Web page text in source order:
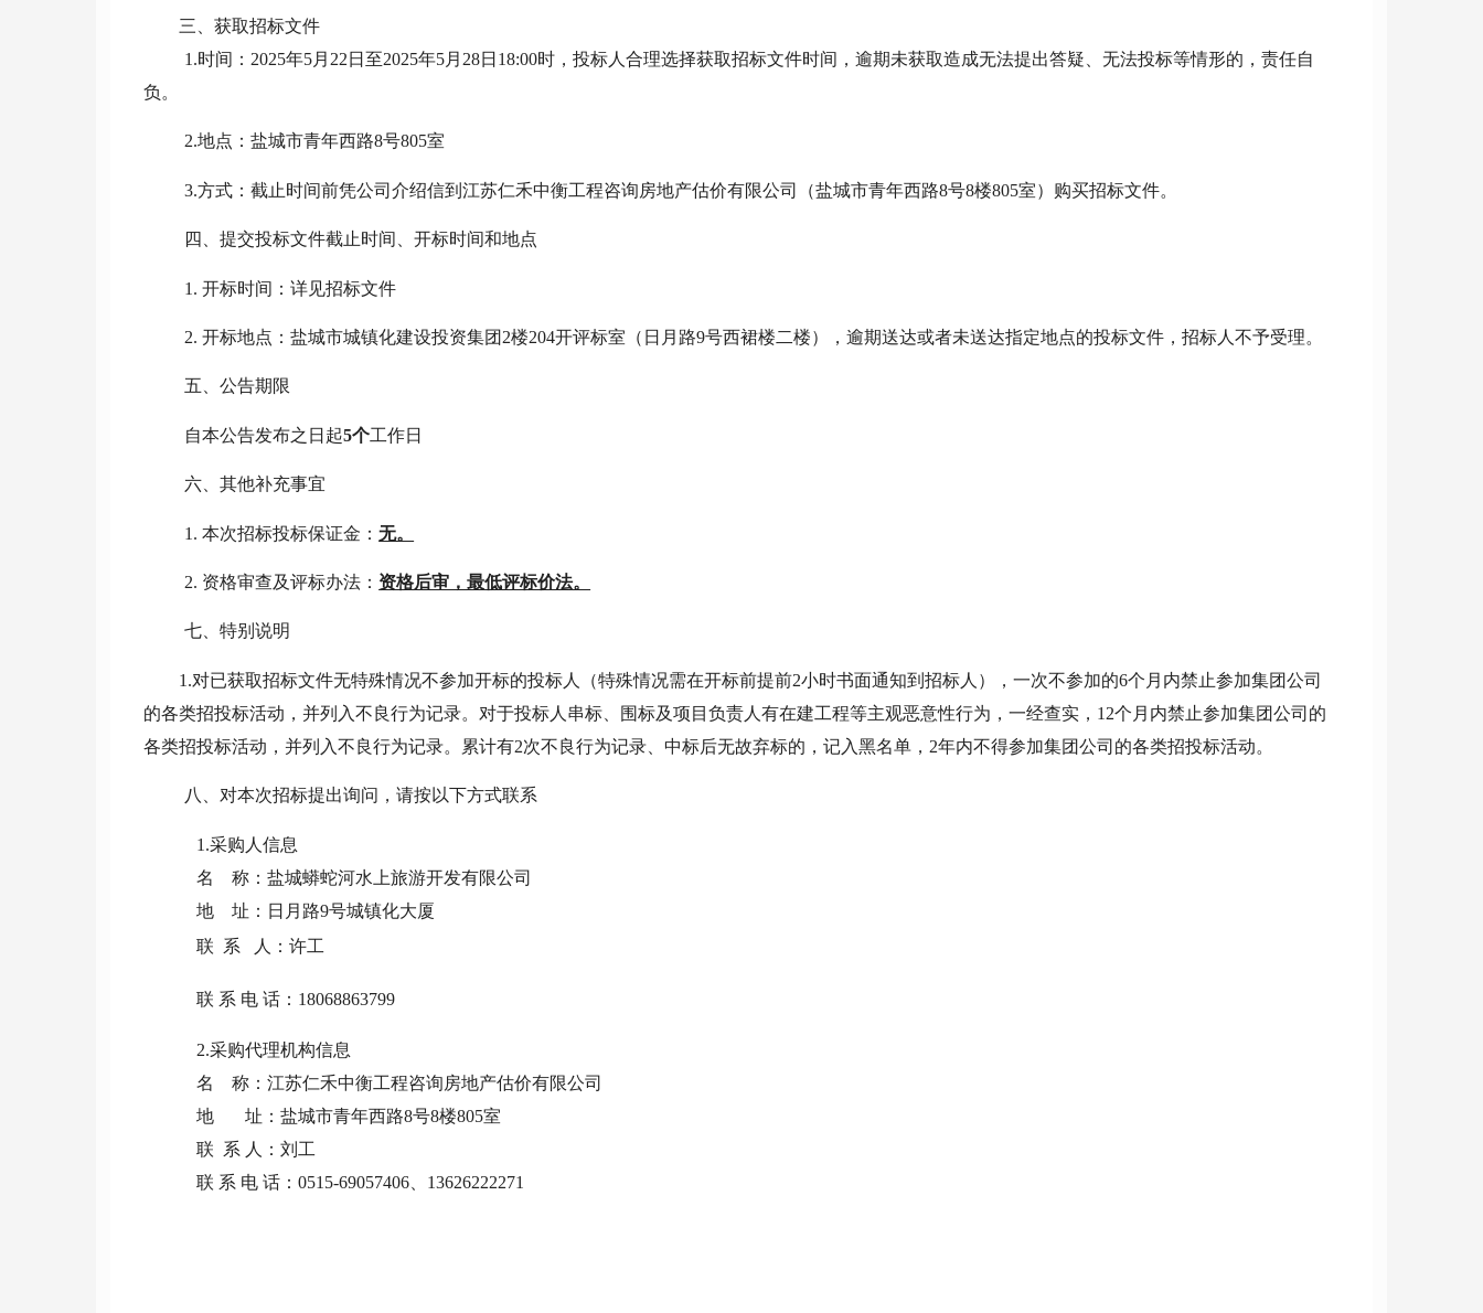
三、获取招标文件
1.时间：2025年5月 22 日至2025年5月 28日 18:00时，投标人合理选择获取招标文件时间，逾期未获取造成无法提出答疑、无法投标等情形的，责任自
负。
2.地点：盐城市青年西路8号805室
3.方式：截止时间前凭公司介绍信到江苏仁禾中衡工程咨询房地产估价有限公司（盐城市青年西路8号8楼805室）购买招标文件。
四、提交投标文件截止时间、开标时间和地点
1. 开标时间：详见招标文件
2. 开标地点：盐城市城镇化建设投资集团2楼204开评标室（日月路9号西裙楼二楼） ，逾期送达或者未送达指定地点的投标文件，招标人不予受理。
五、公告期限
自本公告发布之日起5个工作日
六、其他补充事宜
1. 本次招标投标保证金：无。
2. 资格审查及评标办法： 资格后审，最低评标价法。
七、特别说明
1.对已获取招标文件无特殊情况不参加开标的投标人（特殊情况需在开标前提前2小时书面通知到招标人），一次不参加的6个月内禁止参加集团公司
的各类招投标活动，并列入不良行为记录。对于投标人串标、围标及项目负责人有在建工程等主观恶意性行为，一经查实，12个月内禁止参加集团公司的
各类招投标活动，并列入不良行为记录。累计有2次不良行为记录、中标后无故弃标的，记入黑名单，2年内不得参加集团公司的各类招投标活动。
八、对本次招标提出询问，请按以下方式联系
1.采购人信息
名
称：盐城蟒蛇河水上旅游开发有限公司
地 址：日月路9号城镇化大厦
联 系 人：许工
联 系 电 话： 18068863799
2.采购代理机构信息
名
称：江苏仁禾中衡工程咨询房地产估价有限公司
地
址：盐城市青年西路8号8楼805室
联 系 人：刘工
联 系 电 话：0515-69057406、13626222271